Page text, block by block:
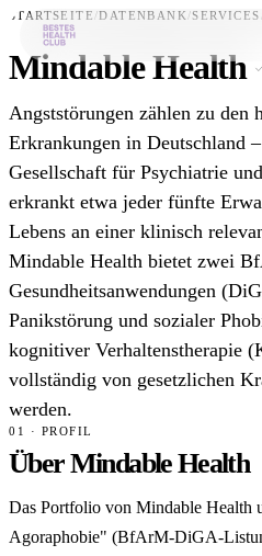
Datenbank
News
Über uns
Für Unternehmen
STARTSEITE /DATENBANK /SERVICES
Mindable Health
Angststörungen zählen zu den
Erkrankungen in Deutschland
Gesellschaft für Psychiatrie
erkrankt etwa jeder fünfte
Lebens an einer klinisch
Mindable Health bietet zwei
Gesundheitsanwendungen
Panikstörung und sozialer
kognitiver Verhaltenstherapie
vollständig von gesetzlichen
werden.
01 · PROFIL
Über Mindable Health
Das Portfolio von Mindable Health
Agoraphobie" (BfArM-DiGA-